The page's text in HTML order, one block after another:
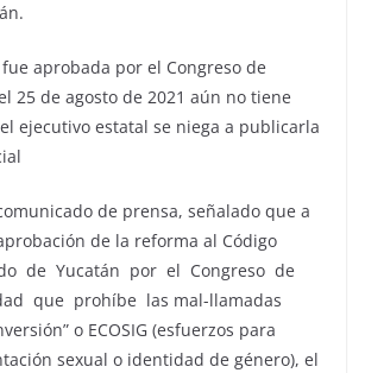
aprobada por el Congreso de
25 de agosto de 2021 aún no tiene
ejecutivo estatal se niega a publicarla
de prensa, señalado que a
de la reforma al Código
de Yucatán por el Congreso de
que prohíbe las mal-llamadas
o ECOSIG (esfuerzos para
sexual o identidad de género), el